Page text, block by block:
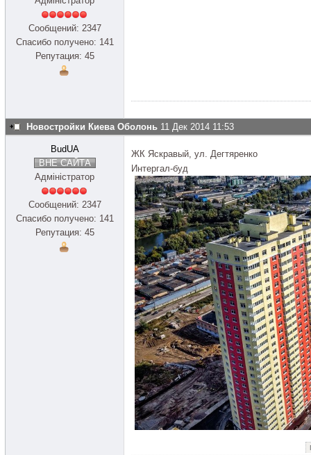
Сообщений: 2347
Спасибо получено: 141
Репутация: 45
Новостройки Киева Оболонь 11 Дек 2014 11:53
BudUA
ВНЕ САЙТА
Адміністратор
Сообщений: 2347
Спасибо получено: 141
Репутация: 45
ЖК Яскравый, ул. Дегтяренко
Интергал-буд